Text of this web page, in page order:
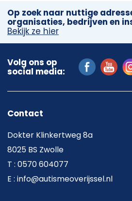
Op zoek naar nuttige
organisaties, bedrijven en
Bekijk ze hier
Volg ons op
social media:
Contact
Dokter Klinkertweg 8a
8025 BS Zwolle
T : 0570 604077
E : info@autismeoverijssel.nl